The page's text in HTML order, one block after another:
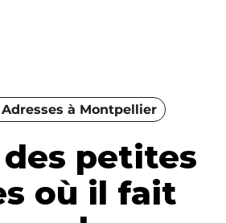
à Montpellier
des petites
où il fait